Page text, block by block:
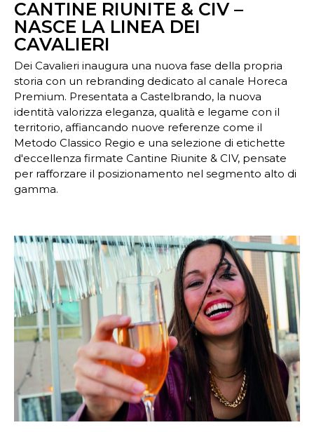
CANTINE RIUNITE & CIV –
NASCE LA LINEA DEI
CAVALIERI
Dei Cavalieri inaugura una nuova fase della propria
storia con un rebranding dedicato al canale Horeca
Premium. Presentata a Castelbrando, la nuova
identità valorizza eleganza, qualità e legame con il
territorio, affiancando nuove referenze come il
Metodo Classico Regio e una selezione di etichette
d'eccellenza firmate Cantine Riunite & CIV, pensate
per rafforzare il posizionamento nel segmento alto di
gamma.